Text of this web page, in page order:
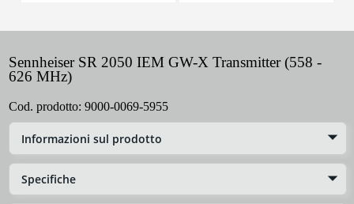
Sennheiser SR 2050 IEM GW-X Transmitter (558 -
626 MHz)
Cod. prodotto: 9000-0069-5955
Informazioni sul prodotto
Specifiche